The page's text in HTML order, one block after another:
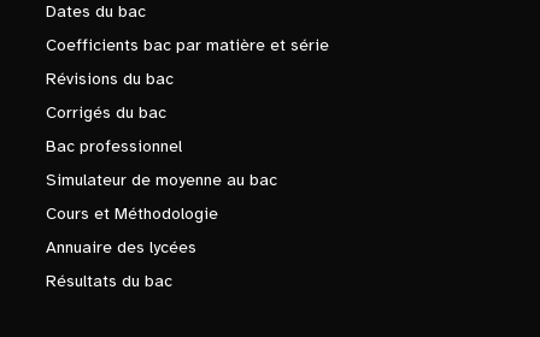
Dates du bac
Coefficients bac par matière et série
Révisions du bac
Corrigés du bac
Bac professionnel
Simulateur de moyenne au bac
Cours et Méthodologie
Annuaire des lycées
Résultats du bac